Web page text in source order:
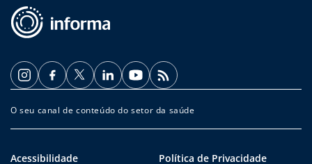
O seu canal de conteúdo do setor da saúde
Acessibilidade Política de Privacidade